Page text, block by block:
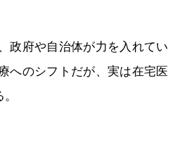
政府や自治体が力を入れてい
へのシフトだが、実は在宅医